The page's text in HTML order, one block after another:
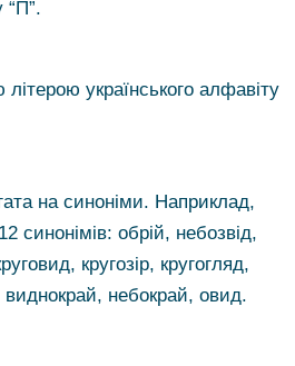
“П”.
українського алфавіту
на синоніми. Наприклад,
синонімів: обрій, небозвід,
кругозір, кругогляд,
виднокрай, небокрай, овид.